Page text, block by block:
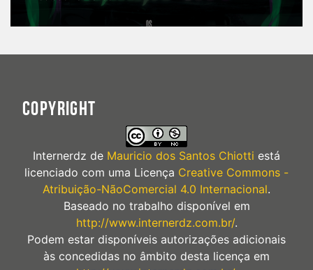
COPYRIGHT
Internerdz de Mauricio dos Santos Chiotti está
licenciado com uma Licença Creative Commons -
Atribuição-NãoComercial 4.0 Internacional.
Baseado no trabalho disponível em
http://www.internerdz.com.br/.
Podem estar disponíveis autorizações adicionais
às concedidas no âmbito desta licença em